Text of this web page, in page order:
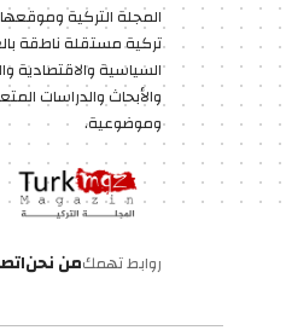
المجلة التركية وموقعها
تركية مستقلة ناطقة
السياسية والاقتصادية
والأبحاث والدراسات
وموضوعية.
روابط تهمكمن نحن